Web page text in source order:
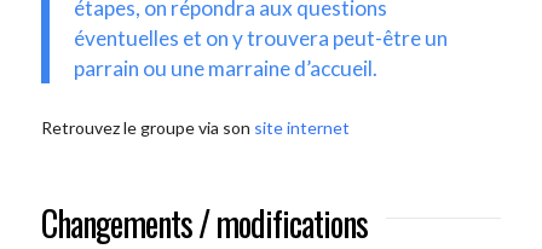
étapes, on répondra aux questions
éventuelles et on y trouvera peut-être un
parrain ou une marraine d’accueil.
Retrouvez le groupe via son site internet
Changements / modifications